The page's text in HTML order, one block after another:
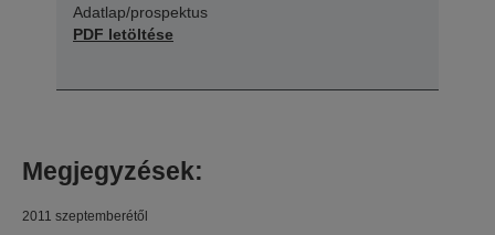
Adatlap/prospektus
PDF letöltése
Megjegyzések:
2011 szeptemberétől